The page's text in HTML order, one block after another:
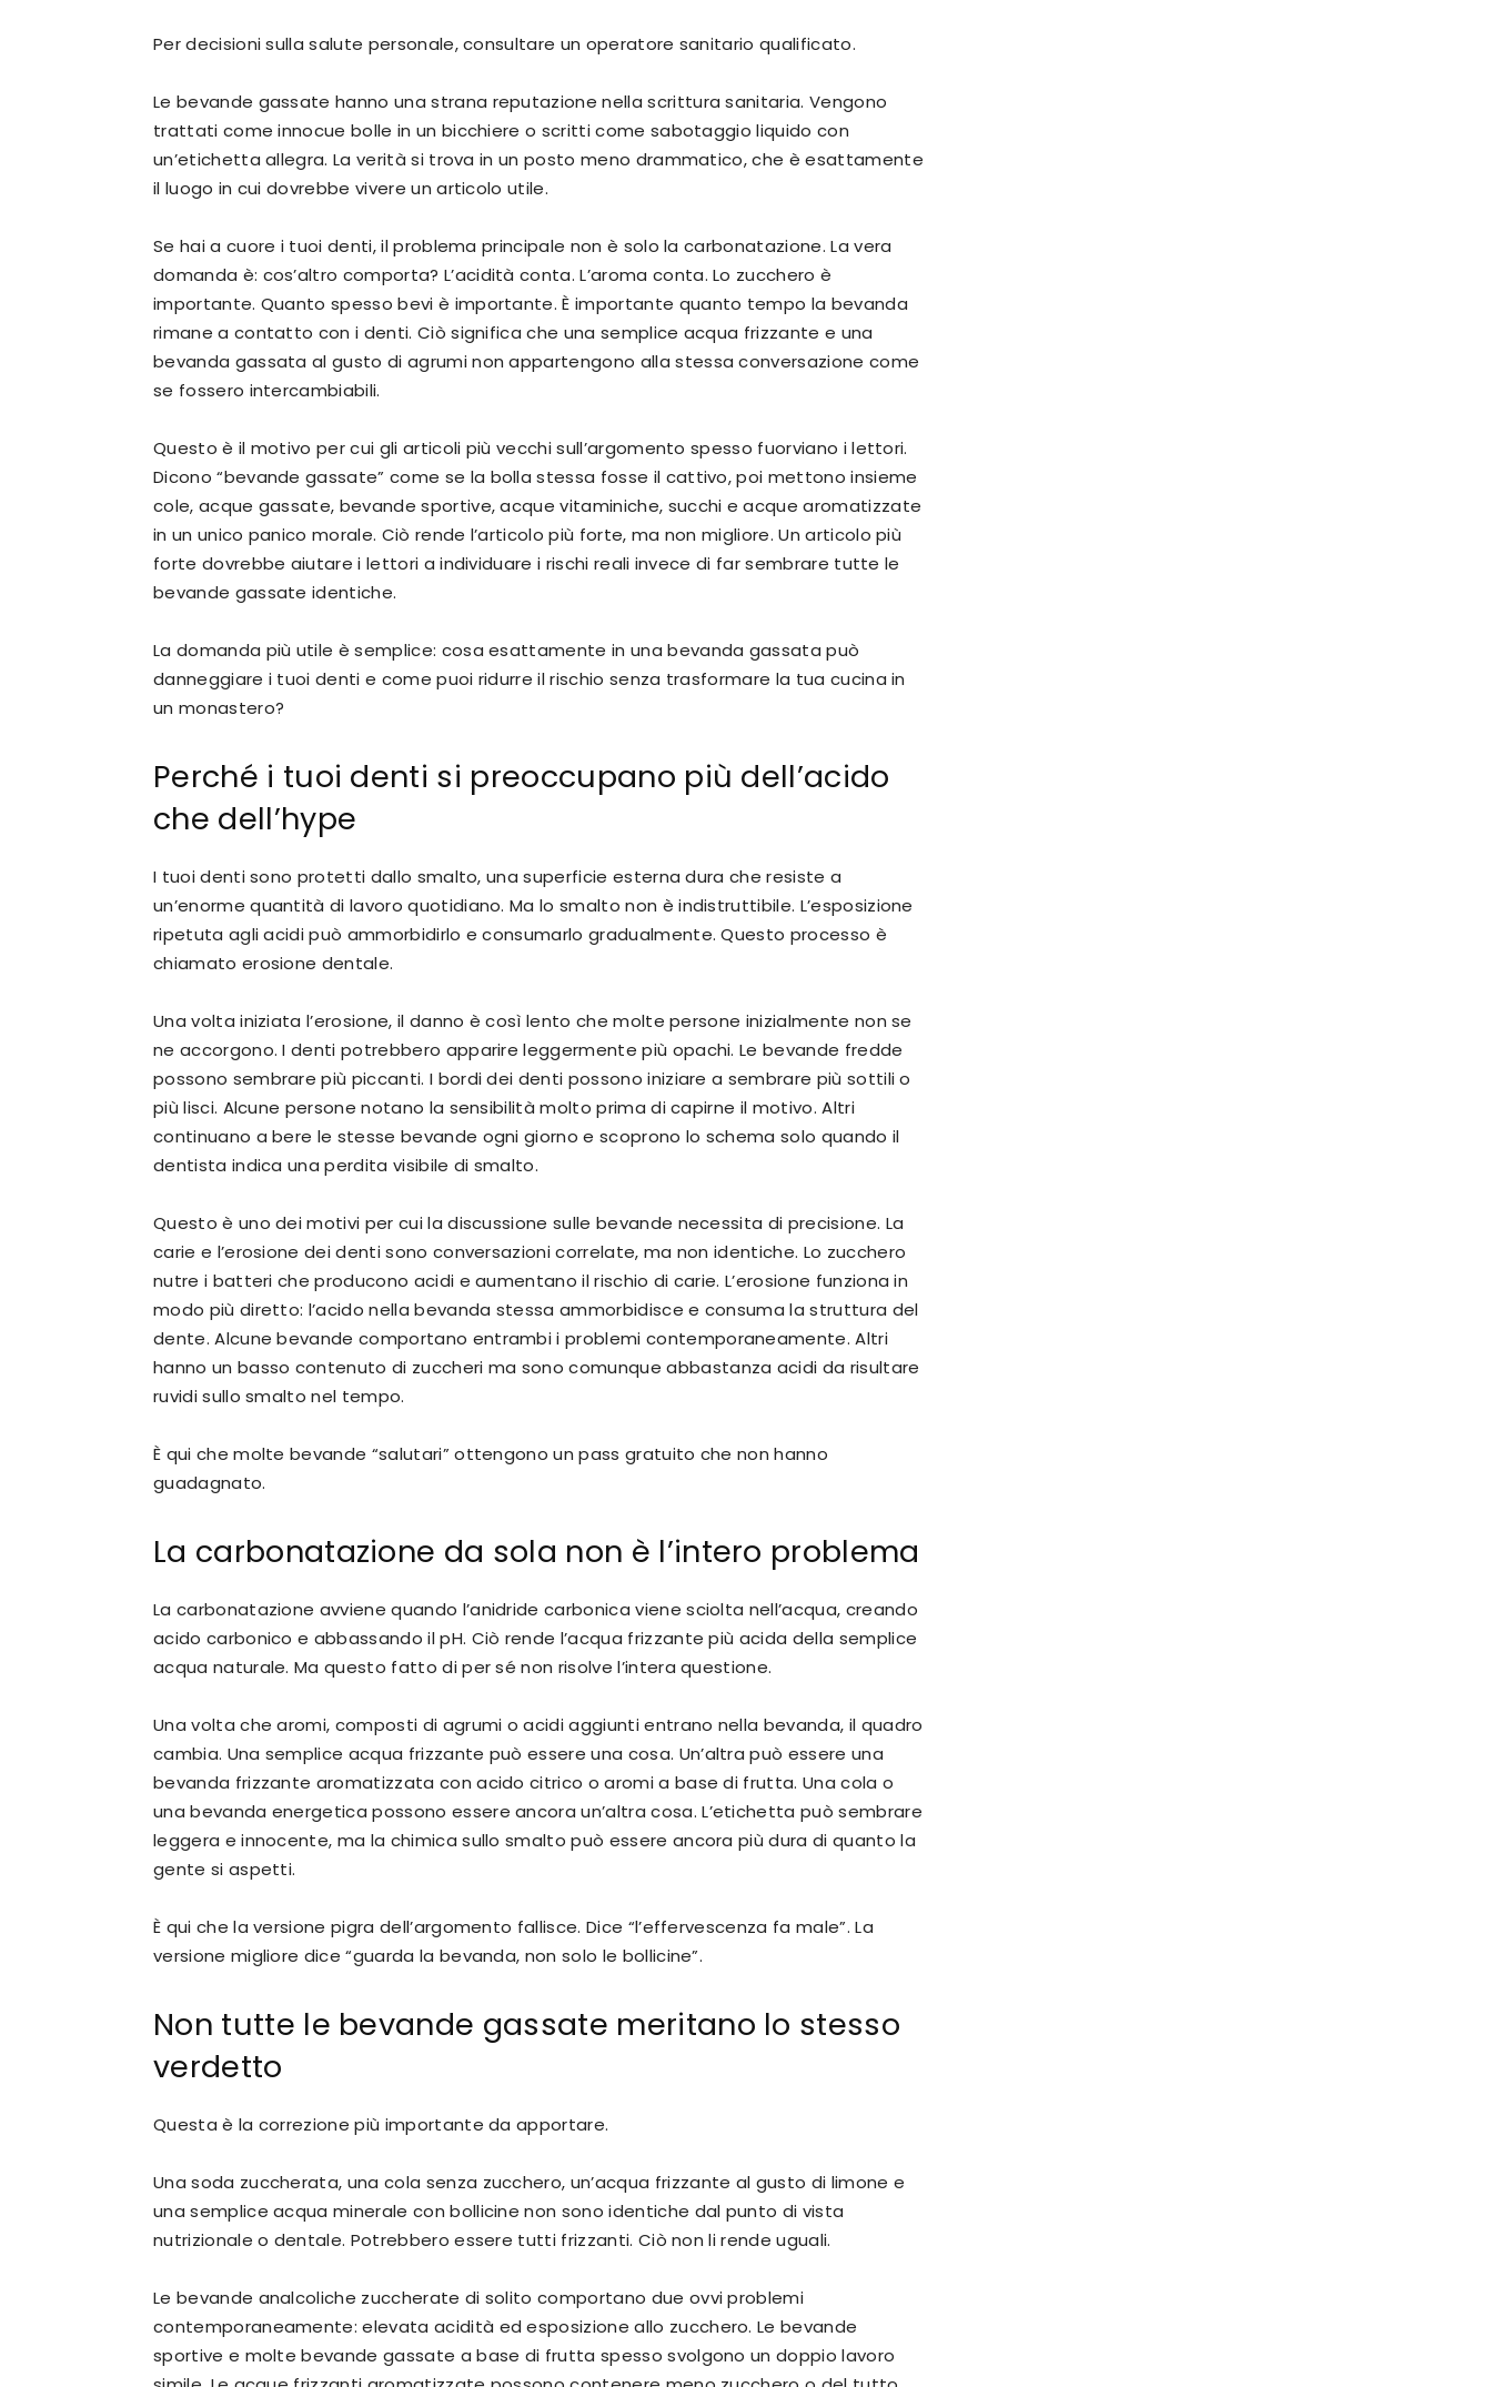
Per decisioni sulla salute personale, consultare un operatore sanitario qualificato.
Le bevande gassate hanno una strana reputazione nella scrittura sanitaria. Vengono
trattati come innocue bolle in un bicchiere o scritti come sabotaggio liquido con
un’etichetta allegra. La verità si trova in un posto meno drammatico, che è esattamente
il luogo in cui dovrebbe vivere un articolo utile.
Se hai a cuore i tuoi denti, il problema principale non è solo la carbonatazione. La vera
domanda è: cos’altro comporta? L’acidità conta. L’aroma conta. Lo zucchero è
importante. Quanto spesso bevi è importante. È importante quanto tempo la bevanda
rimane a contatto con i denti. Ciò significa che una semplice acqua frizzante e una
bevanda gassata al gusto di agrumi non appartengono alla stessa conversazione come
se fossero intercambiabili.
Questo è il motivo per cui gli articoli più vecchi sull’argomento spesso fuorviano i lettori.
Dicono “bevande gassate” come se la bolla stessa fosse il cattivo, poi mettono insieme
cole, acque gassate, bevande sportive, acque vitaminiche, succhi e acque aromatizzate
in un unico panico morale. Ciò rende l’articolo più forte, ma non migliore. Un articolo più
forte dovrebbe aiutare i lettori a individuare i rischi reali invece di far sembrare tutte le
bevande gassate identiche.
La domanda più utile è semplice: cosa esattamente in una bevanda gassata può
danneggiare i tuoi denti e come puoi ridurre il rischio senza trasformare la tua cucina in
un monastero?
Perché i tuoi denti si preoccupano più dell’acido
che dell’hype
I tuoi denti sono protetti dallo smalto, una superficie esterna dura che resiste a
un’enorme quantità di lavoro quotidiano. Ma lo smalto non è indistruttibile. L’esposizione
ripetuta agli acidi può ammorbidirlo e consumarlo gradualmente. Questo processo è
chiamato erosione dentale.
Una volta iniziata l’erosione, il danno è così lento che molte persone inizialmente non se
ne accorgono. I denti potrebbero apparire leggermente più opachi. Le bevande fredde
possono sembrare più piccanti. I bordi dei denti possono iniziare a sembrare più sottili o
più lisci. Alcune persone notano la sensibilità molto prima di capirne il motivo. Altri
continuano a bere le stesse bevande ogni giorno e scoprono lo schema solo quando il
dentista indica una perdita visibile di smalto.
Questo è uno dei motivi per cui la discussione sulle bevande necessita di precisione. La
carie e l’erosione dei denti sono conversazioni correlate, ma non identiche. Lo zucchero
nutre i batteri che producono acidi e aumentano il rischio di carie. L’erosione funziona in
modo più diretto: l’acido nella bevanda stessa ammorbidisce e consuma la struttura del
dente. Alcune bevande comportano entrambi i problemi contemporaneamente. Altri
hanno un basso contenuto di zuccheri ma sono comunque abbastanza acidi da risultare
ruvidi sullo smalto nel tempo.
È qui che molte bevande “salutari” ottengono un pass gratuito che non hanno
guadagnato.
La carbonatazione da sola non è l’intero problema
La carbonatazione avviene quando l’anidride carbonica viene sciolta nell’acqua, creando
acido carbonico e abbassando il pH. Ciò rende l’acqua frizzante più acida della semplice
acqua naturale. Ma questo fatto di per sé non risolve l’intera questione.
Una volta che aromi, composti di agrumi o acidi aggiunti entrano nella bevanda, il quadro
cambia. Una semplice acqua frizzante può essere una cosa. Un’altra può essere una
bevanda frizzante aromatizzata con acido citrico o aromi a base di frutta. Una cola o
una bevanda energetica possono essere ancora un’altra cosa. L’etichetta può sembrare
leggera e innocente, ma la chimica sullo smalto può essere ancora più dura di quanto la
gente si aspetti.
È qui che la versione pigra dell’argomento fallisce. Dice “l’effervescenza fa male”. La
versione migliore dice “guarda la bevanda, non solo le bollicine”.
Non tutte le bevande gassate meritano lo stesso
verdetto
Questa è la correzione più importante da apportare.
Una soda zuccherata, una cola senza zucchero, un’acqua frizzante al gusto di limone e
una semplice acqua minerale con bollicine non sono identiche dal punto di vista
nutrizionale o dentale. Potrebbero essere tutti frizzanti. Ciò non li rende uguali.
Le bevande analcoliche zuccherate di solito comportano due ovvi problemi
contemporaneamente: elevata acidità ed esposizione allo zucchero. Le bevande
sportive e molte bevande gassate a base di frutta spesso svolgono un doppio lavoro